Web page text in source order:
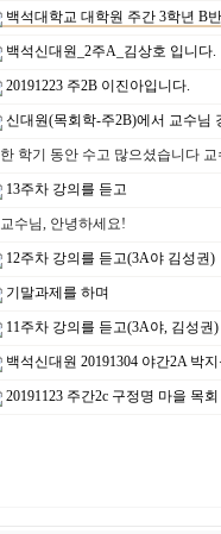
백석대학교 대학원 주간 3학년 B
백석신대원_2주A_김상호 입니다.
20191223 주2B 이진아입니다.
신대원(목회학-주2B)에서 교수님
한 학기 동안 수고 많으셨습니다
13주차 강의를 듣고
교수님, 안녕하세요!
12주차 강의를 듣고(3A야 김성권)
기말과제를 하며
11주차 강의를 듣고(3A야, 김성권)
백석신대원 20191304 야간2A 박
20191123 주간2c 구정명 마을 목회